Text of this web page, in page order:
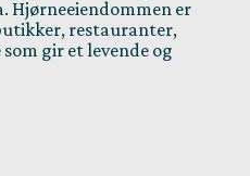
Hjørneeiendommen er
restauranter,
gir et levende og